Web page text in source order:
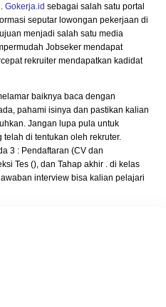
Gokerja.id sebagai salah satu portal
seputar lowongan pekerjaan di
menjadi salah satu media
Jobseker mendapat
rekruiter mendapatkan kadidat
baiknya baca dengan
pahami isinya dan pastikan kalian
Jangan lupa pula untuk
di tentukan oleh rekruter.
3 : Pendaftaran (CV dan
Tes (), dan Tahap akhir . di kelas
interview bisa kalian pelajari